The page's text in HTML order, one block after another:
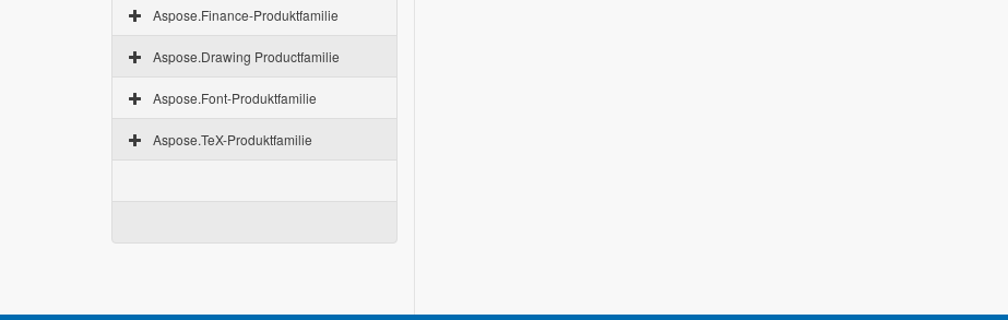
Aspose.Finance-Produktfamilie
Aspose.Drawing Productfamilie
Aspose.Font-Produktfamilie
Aspose.TeX-Produktfamilie